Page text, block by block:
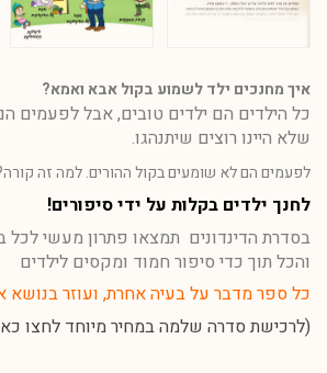
איך מחנכים ילד לשמוע בקול אבא ואמא?
כל הילדים הם ילדים טובים, אבל לפעמים
שלא היינו רוצים שיתנהגו.
לפעמים הם לא שומעים בקול ההורים. למה זה
לחנך ילדים בקלות על ידי סיפורים!
בסדרת הדינדונים תמצאו פתרון מעשי לכל
והכל תוך כדי סיפור חמוד ומקסים לילדים
כל ספר מדבר על בעיה אחרת, ועוזר בנושא
(לרכישת סדרה שלמה במחיר מיוחד לחצו